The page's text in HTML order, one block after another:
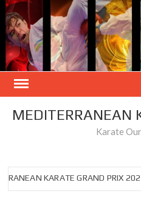
Skip
to
content
MEDITERRANEAN
Karate
KARATE GRAND PRIX 2023